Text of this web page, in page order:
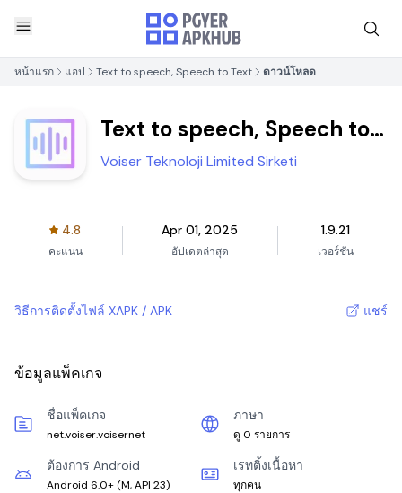
หน้าแรก แอป Text to speech, Speech to Text ดาวน์โหลด
Text to speech, Speech to
Text
Voiser Teknoloji Limited Sirketi
4.8
คะแนน
Apr 01, 2025
อัปเดตล่าสุด
1.9.21
เวอร์ชัน
วิธีการติดตั้งไฟล์ XAPK / APK แชร์
ข้อมูลแพ็คเกจ
ชื่อแพ็คเกจ
net.voiser.voisernet
ภาษา
ดู 0 รายการ
ต้องการ Android
Android 6.0+ (M, API 23)
เรทติ้งเนื้อหา
ทุกคน